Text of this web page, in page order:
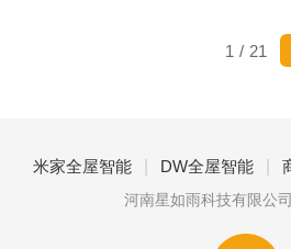
1 / 21
米家全屋智能 | DW全屋智能 |
河南星如雨科技有限公